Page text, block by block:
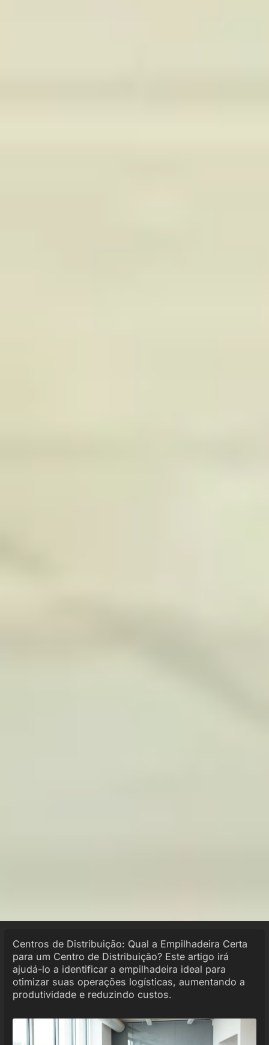
Centros de Distribuição: Qual a Empilhadeira Certa
para um Centro de Distribuição? Este artigo irá
ajudá-lo a identificar a empilhadeira ideal para
otimizar suas operações logísticas, aumentando a
produtividade e reduzindo custos.